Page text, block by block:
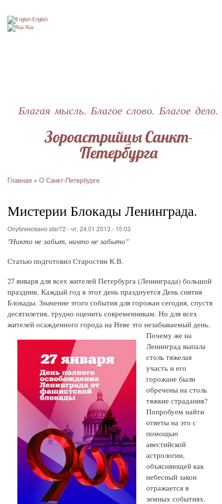
Зороастрийцы Санкт-
Петербурга
Благая мысль. Благое слово. Благое дело.
English
Rus
Главная O Санкт-Петербурге
Мистерии Блокады Ленинграда.
Опубликовано star72 -чт, 24.01.2013 - 15:03
"Никто не забыт, ничто не забыто"
Статью подготовил Старостин К.В.
27 января для всех жителей Петербурга (Ленинграда) большой
праздник. Каждый год в этот день празднуется День снятия
Блокады. Значение этого события для горожан сегодня, спустя
десятилетия, трудно оценить современникам. Но для всех
жителей осажденного города на Неве это незабываемый день.
Почему же на
Ленинград выпала
столь тяжелая
участь и его
горожане были
обречены на столь
тяжкие страдания?
Попробуем найти
ответы на это с
помощью
авестийской
астрологии,
объясняющей как
небесный закон
отражается в
земных событиях.